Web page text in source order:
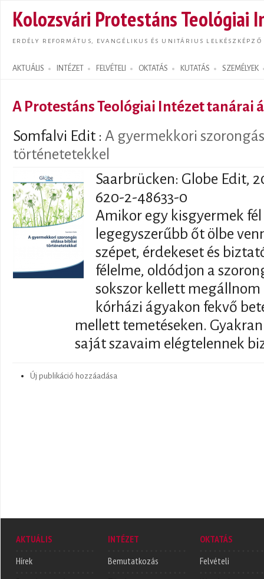
Kolozsvári Protestáns Teológiai
ERDÉLY REFORMÁTUS, EVANGÉLIKUS ÉS UNITÁRIUS LELKÉSZKÉPZŐ
AKTUÁLIS INTÉZET FELVÉTELI OKTATÁS KUTATÁS SZEMÉLYEK
Search form
A Protestáns Teológiai Intézet tanárai
Somfalvi Edit : A gyermekkori
történetetekkel
Saarbrücken: Globe Edit,
620-2-48633-0
Amikor egy kisgyermek
legegyszerűbb őt ölbe
szépet, érdekeset és
félelme, oldódjon a
sokszor kellett
kórházi ágyakon fekvő
mellett temetéseken.
saját szavaim elégtelennek
Új publikáció hozzáadása
AKTUÁLIS
Hírek
INTÉZET
Bemutatkozás
OKTATÁS
Felvételi